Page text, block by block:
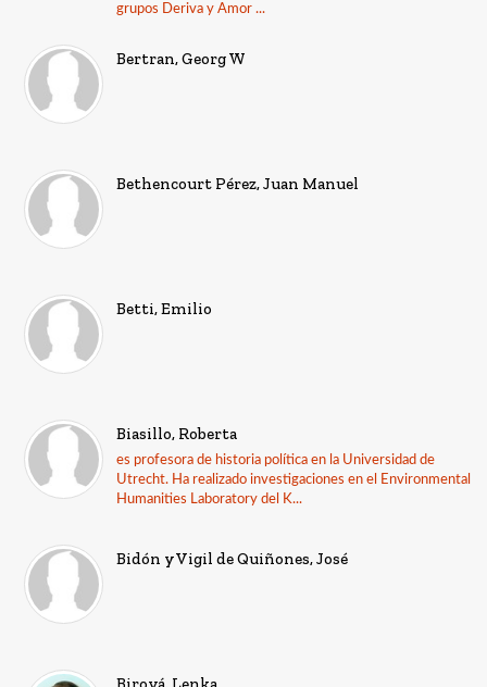
grupos Deriva y Amor ...
Bertran, Georg W
Bethencourt Pérez, Juan Manuel
Betti, Emilio
Biasillo, Roberta
es profesora de historia política en la Universidad de
Utrecht. Ha realizado investigaciones en el Environmental
Humanities Laboratory del K...
Bidón y Vigil de Quiñones, José